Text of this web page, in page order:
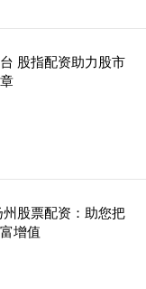
股指配资助力股市
股票配资：助您把
增值